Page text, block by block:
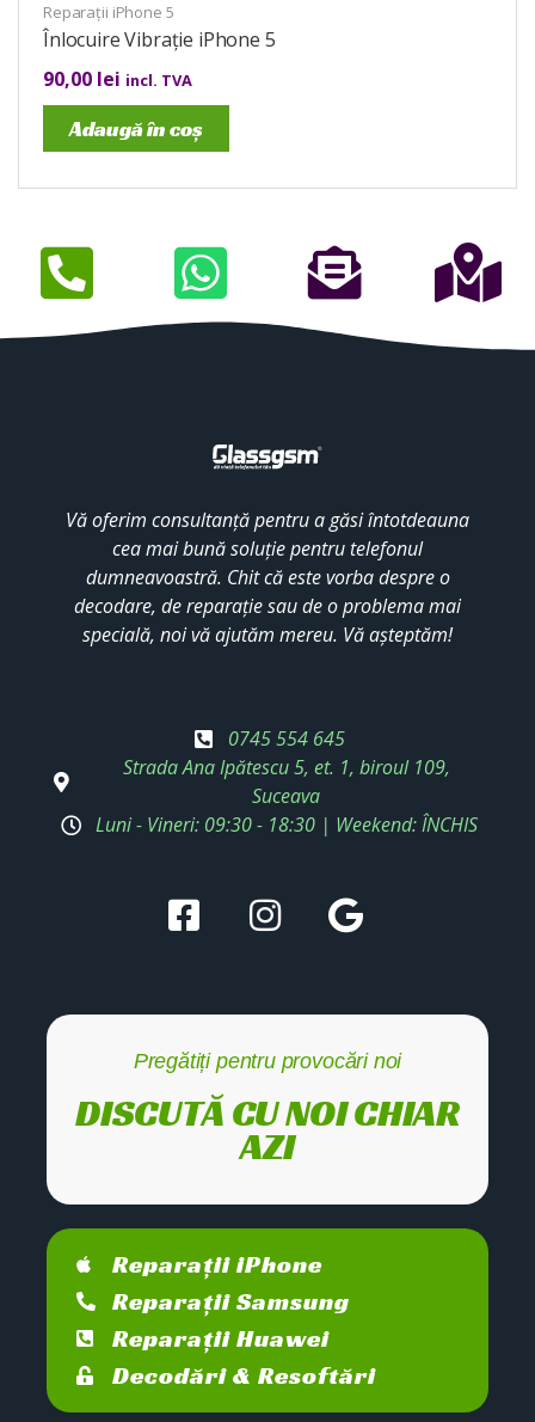
Reparații iPhone 5
Înlocuire Vibrație iPhone 5
90,00 lei incl. TVA
Adaugă în coș
Vă oferim consultanță pentru a găsi întotdeauna
cea mai bună soluție pentru telefonul
dumneavoastră. Chit că este vorba despre o
decodare, de reparație sau de o problema mai
specială, noi vă ajutăm mereu. Vă așteptăm!
0745 554 645
Strada Ana Ipătescu 5, et. 1, biroul 109,
Suceava
Luni - Vineri: 09:30 - 18:30 | Weekend: ÎNCHIS
Pregătiți pentru provocări noi
DISCUTĂ CU NOI CHIAR
AZI
Reparații iPhone
Reparații Samsung
Reparații Huawei
Decodări & Resoftări